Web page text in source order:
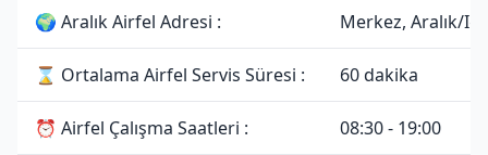
🌍 Aralık Airfel Adresi : Merkez, Aralık/
⌛ Ortalama Airfel Servis Süresi : 60 dakika
⏰ Airfel Çalışma Saatleri : 08:30 - 19:00